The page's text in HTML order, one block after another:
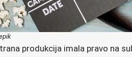
produkcija imala pravo na